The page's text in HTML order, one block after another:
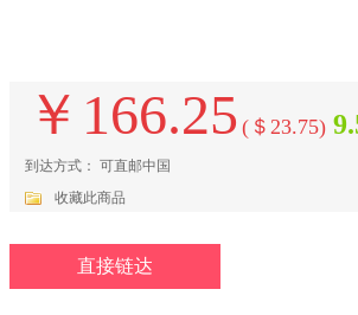
￥166.25 (＄23.75)
到达方式： 可直邮中国
收藏此商品
直接链达